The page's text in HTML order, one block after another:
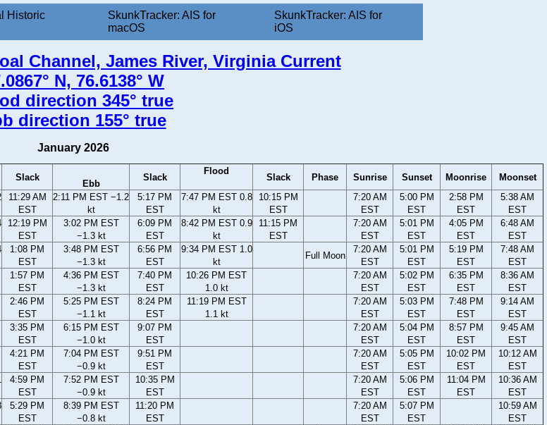
Historic
SkunkTracker: AIS for
macOS
SkunkTracker: AIS for
iOS
Channel, James River, Virginia Current
N, 76.6138° W
direction 345° true
direction 155° true
January 2026
Slack
Ebb
Slack
Flood
Slack Phase Sunrise Sunset Moonrise
Moonset
11:29 AM
EST
2:11 PM EST −1.2
kt
5:17 PM
EST
7:47 PM EST 0.8
kt
10:15 PM
EST
7:20 AM
EST
5:00 PM
EST
2:58 PM
EST
5:38 AM
EST
12:19 PM
EST
3:02 PM EST
−1.3 kt
6:09 PM
EST
8:42 PM EST 0.9
kt
11:15 PM
EST
7:20 AM
EST
5:01 PM
EST
4:05 PM
EST
6:48 AM
EST
1:08 PM
EST
3:48 PM EST
−1.3 kt
6:56 PM
EST
9:34 PM EST 1.0
kt
Full Moon
7:20 AM
EST
5:01 PM
EST
5:19 PM
EST
7:48 AM
EST
1:57 PM
EST
4:36 PM EST
−1.3 kt
7:40 PM
EST
10:26 PM EST
1.0 kt
7:20 AM
EST
5:02 PM
EST
6:35 PM
EST
8:36 AM
EST
2:46 PM
EST
5:25 PM EST
−1.1 kt
8:24 PM
EST
11:19 PM EST
1.1 kt
7:20 AM
EST
5:03 PM
EST
7:48 PM
EST
9:14 AM
EST
3:35 PM
EST
6:15 PM EST
−1.0 kt
9:07 PM
EST
7:20 AM
EST
5:04 PM
EST
8:57 PM
EST
9:45 AM
EST
4:21 PM
EST
7:04 PM EST
−0.9 kt
9:51 PM
EST
7:20 AM
EST
5:05 PM
EST
10:02 PM
EST
10:12 AM
EST
4:59 PM
EST
7:52 PM EST
−0.9 kt
10:35 PM
EST
7:20 AM
EST
5:06 PM
EST
11:04 PM
EST
10:36 AM
EST
5:29 PM
EST
8:39 PM EST
−0.8 kt
11:20 PM
EST
7:20 AM
EST
5:07 PM
EST
10:59 AM
EST